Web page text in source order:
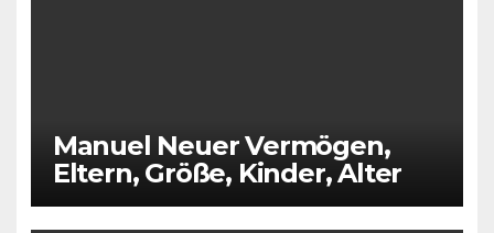
Manuel Neuer Vermögen,
Eltern, Größe, Kinder, Alter